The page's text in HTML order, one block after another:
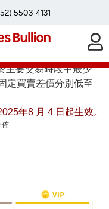
5503-4131
主要交易時段中最少
定買賣差價分別低至
年8 月 4 日起生效。
佈